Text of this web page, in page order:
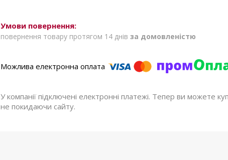
повернення товару протягом 14 днів за домовленістю
У компанії підключені електронні платежі. Тепер ви можете
не покидаючи сайту.